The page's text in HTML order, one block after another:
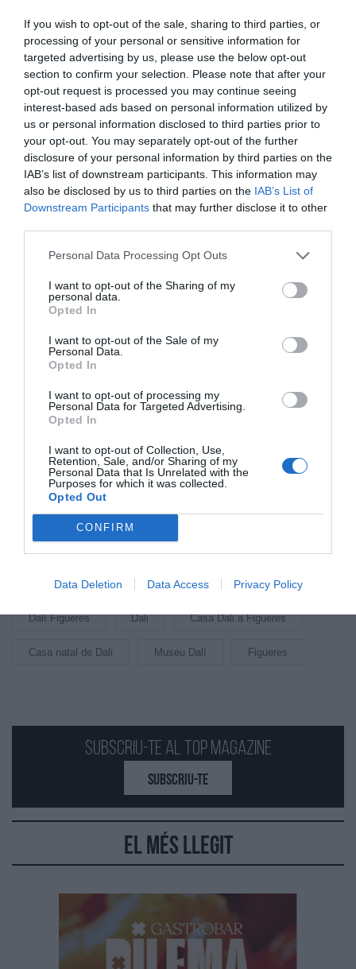
If you wish to opt-out of the sale, sharing to third parties, or
processing of your personal or sensitive information for
targeted advertising by us, please use the below opt-out
section to confirm your selection. Please note that after your
opt-out request is processed you may continue seeing
interest-based ads based on personal information utilized by
us or personal information disclosed to third parties prior to
your opt-out. You may separately opt-out of the further
disclosure of your personal information by third parties on the
IAB’s list of downstream participants. This information may
also be disclosed by us to third parties on the IAB’s List of
Downstream Participants that may further disclose it to other
Personal Data Processing Opt Outs
I want to opt-out of the Sharing of my
personal data.
Opted In
I want to opt-out of the Sale of my
Personal Data.
Opted In
I want to opt-out of processing my
Personal Data for Targeted Advertising.
Opted In
I want to opt-out of Collection, Use,
Retention, Sale, and/or Sharing of my
Personal Data that Is Unrelated with the
Purposes for which it was collected.
Opted Out
CONFIRM
Data Deletion Data Access Privacy Policy
Subscriu-te al Top Magazine
SUBSCRIU-TE
El més llegit
Dalí, enigma sense fi a Bordeus (França)
Bassins de Lumières, recuperat i rehabilitat per
Culturespaces, s’ubica a l’antiga base de submarins de
Bordeus. Va ser inaugurat el 2020 i disposa d’una
superfície de 20.000 m² expositius, tres vegades
superior a Carrières des Lumières als Baus de
Provença i cinc vegades superior a Atelier des
Lumières de París. Això significa que el projecte
requereix l’adaptació a la singularitat de cada
rememora les dobles imatges dalinianes.
AfegeixTop Girona
com a font preferida de
Google de forma gratuïta.
ACTIVAR ARA
Arxivat a
Hotel museu Dalí Casa Dalí a Cadaqués
Museu Dali Portlligat Salvador Dalí casa natal
Dalí Figueres Dali Casa Dali a Figueres
Casa natal de Dali Museu Dalí Figueres